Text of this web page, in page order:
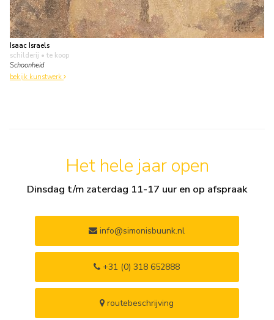
Isaac Israels
schilderij • te koop
Schoonheid
bekijk kunstwerk
Het hele jaar open
Dinsdag t/m zaterdag 11-17 uur en op afspraak
info@simonisbuunk.nl
+31 (0) 318 652888
routebeschrijving